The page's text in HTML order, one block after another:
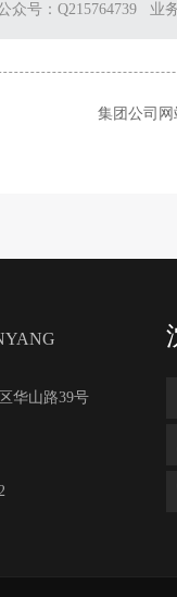
众号：Q215764739 业
集团公司
华山路39号